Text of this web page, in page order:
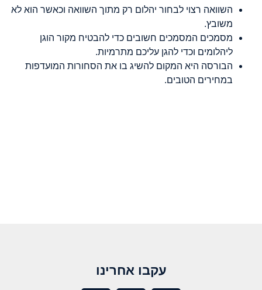
השוואה רצוי לבחור יהלום רק מתוך השוואה וכאשר הוא לא
משובץ.
מסמכים המסמכים חשובים כדי להבטיח מקור הוגן
ליהלומים וכדי להגן עליכם מתרמיות.
הבורסה היא המקום להשיג בו את הסחורות המועדפות
במחירים הטובים.
עקבו אחרינו